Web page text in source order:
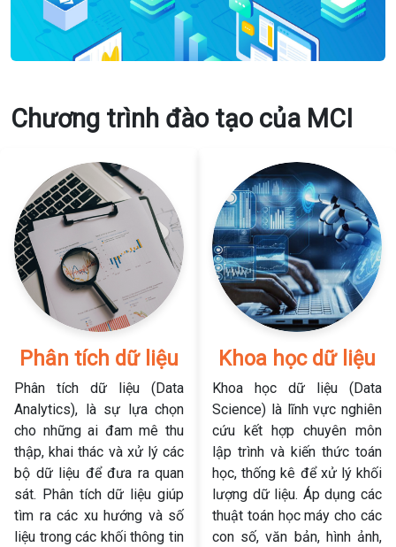
Chương trình đào tạo của MCI
Phân tích dữ liệu
Phân tích dữ liệu (Data
Analytics), là sự lựa chọn
cho những ai đam mê thu
thập, khai thác và xử lý các
bộ dữ liệu để đưa ra quan
sát. Phân tích dữ liệu giúp
tìm ra các xu hướng và số
liệu trong các khối thông tin
Khoa học dữ liệu
Khoa học dữ liệu (Data
Science) là lĩnh vực nghiên
cứu kết hợp chuyên môn
lập trình và kiến thức toán
học, thống kê để xử lý khối
lượng dữ liệu. Áp dụng các
thuật toán học máy cho các
con số, văn bản, hình ảnh,